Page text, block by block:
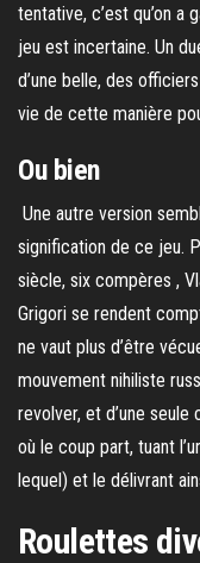
tentative, c’est qu’on a
jeu est incertaine. Un
d’une belle, des
vie de cette manière
Ou bien
Une autre version
signification de ce jeu.
siècle, six compères ,
Grigori se rendent
ne vaut plus d’être
mouvement nihiliste
revolver, et d’une seule
où le coup part, tuant
lequel) et le délivrant
Roulettes